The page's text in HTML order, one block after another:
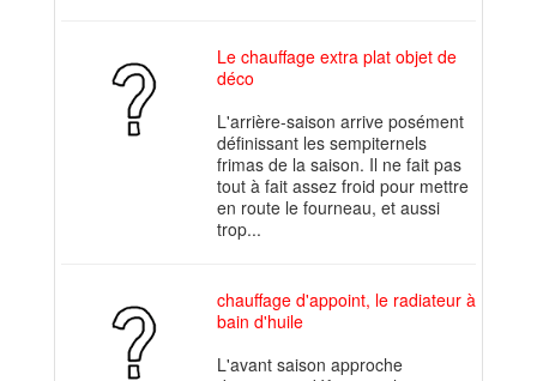
Le chauffage extra plat objet de
déco
L'arrière-saison arrive posément
définissant les sempiternels
frimas de la saison. Il ne fait pas
tout à fait assez froid pour mettre
en route le fourneau, et aussi
trop...
chauffage d'appoint, le radiateur à
bain d'huile
L'avant saison approche